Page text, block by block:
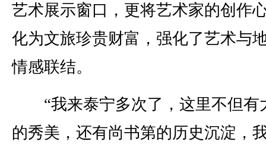
艺术展示窗口，更将艺术家的创作
化为文旅珍贵财富，强化了艺术与
情感联结。
“我来泰宁多次了，这里不但有
的秀美，还有尚书第的历史沉淀，